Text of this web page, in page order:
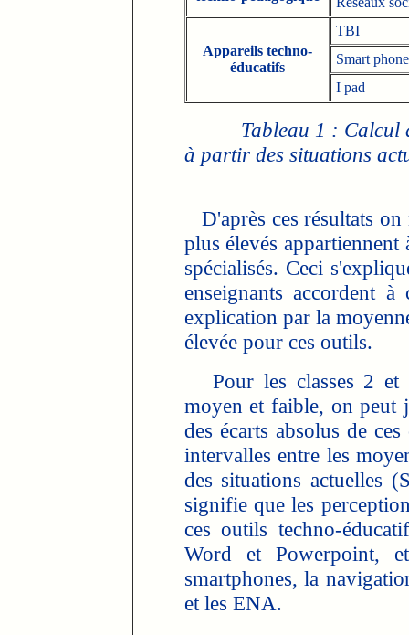
Appareils techno-
éducatifs
TBI
Smart
I pad
Tableau 1 : Calcul
à partir des situations
D'après ces résultats
plus élevés
spécialisés. Ceci
enseignants accordent
explication par la
élevée pour ces outils.
Pour les classes 2 et
moyen et faible, on peut
des écarts absolus de
intervalles entre les
des situations actuelles
signifie que les
ces outils techno-
Word et Powerpoint,
smartphones, la
et les ENA.